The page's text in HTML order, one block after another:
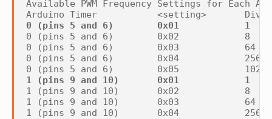
Available PWM Frequency Settings for Each
0 (pins 5 and 6)  	0x02  		8  		7812.5
0 (pins 5 and 6)  	0x03  		64  		976.56
0 (pins 5 and 6)  	0x04  		256		244.14
1 (pins 9 and 10)  	0x02  		8  		3906.25
1 (pins 9 and 10)  	0x03  		64  		488.28
1 (pins 9 and 10)  	0x04  		256  		122.07